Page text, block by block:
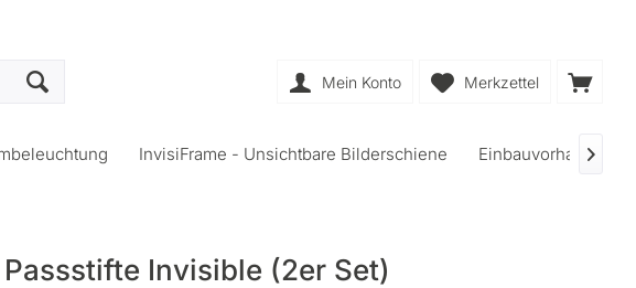
Merkzettel
Mein Konto
InvisiFrame - Unsichtbare Bilderschiene 
Invisible (2er Set)